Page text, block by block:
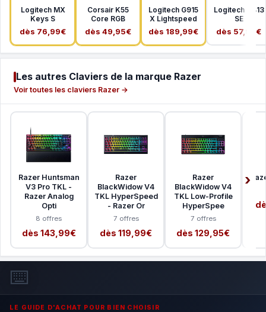
Logitech MX
Keys S
dès 76,99€
Corsair K55
Core RGB
dès 49,95€
Logitech G915
X Lightspeed
dès 189,99€
Logitech G413
SE
dès 57,99€
Les autres Claviers de la marque Razer
Voir toutes les claviers Razer →
Razer Huntsman
V3 Pro TKL -
Razer Analog
Opti
8 offres
dès 143,99€
Razer
BlackWidow V4
TKL HyperSpeed
- Razer Or
7 offres
dès 119,99€
Razer
BlackWidow V4
TKL Low-Profile
HyperSpee
7 offres
dès 129,95€
⌨️
LE GUIDE D'ACHAT POUR BIEN CHOISIR